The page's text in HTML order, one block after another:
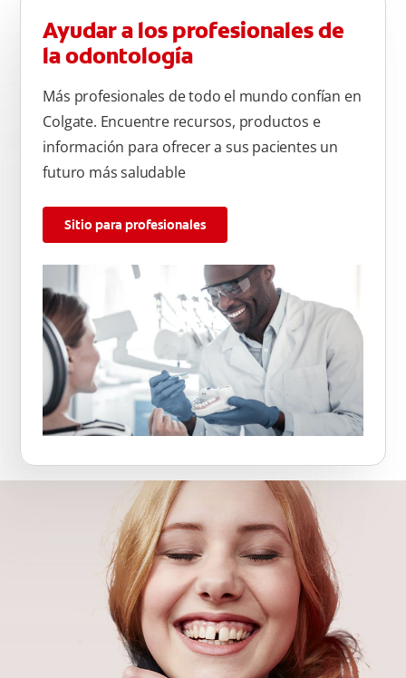
Ayudar a los profesionales de
la odontología
Más profesionales de todo el mundo confían en
Colgate. Encuentre recursos, productos e
información para ofrecer a sus pacientes un
futuro más saludable
Sitio para profesionales